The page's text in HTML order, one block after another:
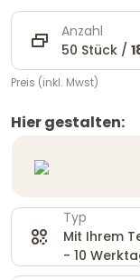
Anzahl
50 Stück /
Preis (inkl. Mwst)
Hier gestalten:
Typ
Mit Ihrem
- 10